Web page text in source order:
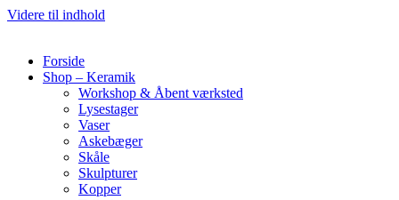
Videre til indhold
Forside
Shop – Keramik
Workshop & Åbent værksted
Lysestager
Vaser
Askebæger
Skåle
Skulpturer
Kopper